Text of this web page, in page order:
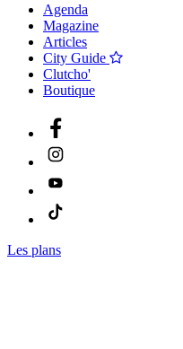
Agenda
Magazine
Articles
City Guide
Clutcho'
Boutique
Les plans